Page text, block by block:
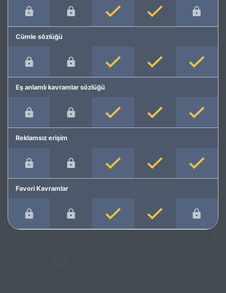
Cümle sözlüğü
Eş anlamlı kavramlar sözlüğü
Reklamsız erişim
Favori Kavramlar